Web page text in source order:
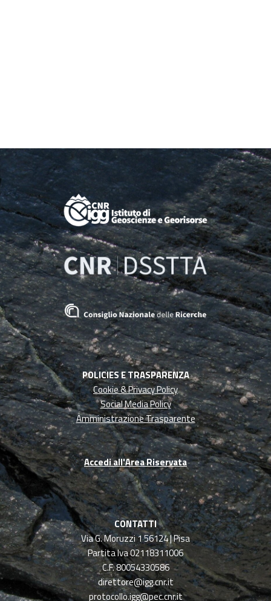
POLICIES E TRASPARENZA
Cookie & Privacy Policy
Social Media Policy
Amministrazione Trasparente
Accedi all'Area Riservata
CONTATTI
Via G. Moruzzi 1 56124 | Pisa
Partita Iva 02118311006
C.F. 80054330586
direttore@igg.cnr.it
protocollo.igg@pec.cnr.it